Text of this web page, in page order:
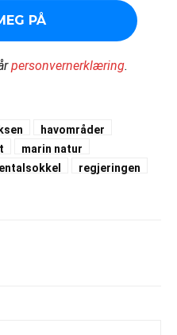
personvernerklæring.
havområder
marin natur
regjeringen